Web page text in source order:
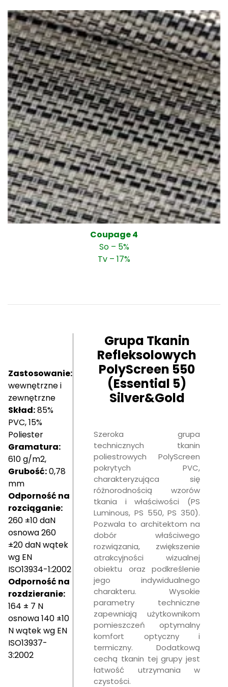
Coupage 4
So – 5%
Tv – 17%
Zastosowanie:
wewnętrzne i
zewnętrzne
Skład:85%
PVC, 15%
Poliester
Gramatura:
610 g/m2,
Grubość:0,78
mm
Odporność na
rozciąganie:
260 ±10 daN
osnowa 260
±20 daN wątek
wg EN
ISO13934-1:2002
Odporność na
rozdzieranie:
164 ± 7 N
osnowa 140 ±10
N wątek wg EN
ISO13937-
3:2002
Grupa Tkanin
Refleksolowych
PolyScreen 550
(Essential 5)
Silver&Gold
Szeroka grupa
technicznych tkanin
poliestrowych PolyScreen
pokrytych PVC,
charakteryzująca się
różnorodnością wzorów
tkania i właściwości (PS
Luminous, PS 550, PS 350).
Pozwala to architektom na
dobór właściwego
rozwiązania, zwiększenie
atrakcyjności wizualnej
obiektu oraz podkreślenie
jego indywidualnego
charakteru. Wysokie
parametry techniczne
zapewniają użytkownikom
pomieszczeń optymalny
komfort optyczny i
termiczny. Dodatkową
cechą tkanin tej grupy jest
łatwość utrzymania w
czystości.